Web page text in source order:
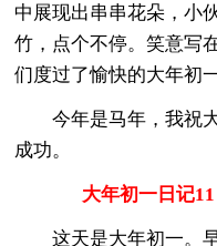
中展现出串串花朵，小
竹，点个不停。笑意写
们度过了愉快的大年初一
今年是马年，我祝
成功。
大年初一日记11
这天是大年初一。